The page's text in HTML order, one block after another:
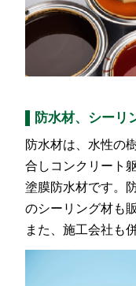
防水材、シーリ
防水材は、水性の
合しコンクリート
塗膜防水材です。
のシーリング材も
また、施工会社も